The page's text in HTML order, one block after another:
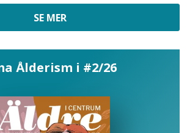
SE MER
Ålderism i #2/26